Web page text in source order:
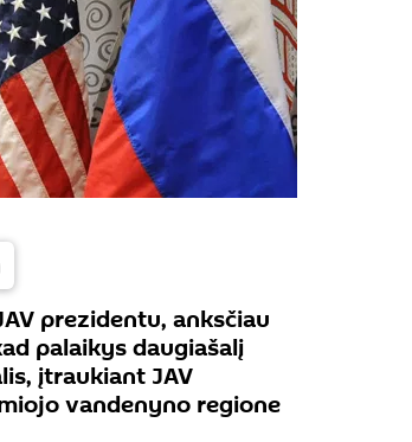
prezidentu, anksčiau
palaikys daugiašalį
įtraukiant JAV
vandenyno regione